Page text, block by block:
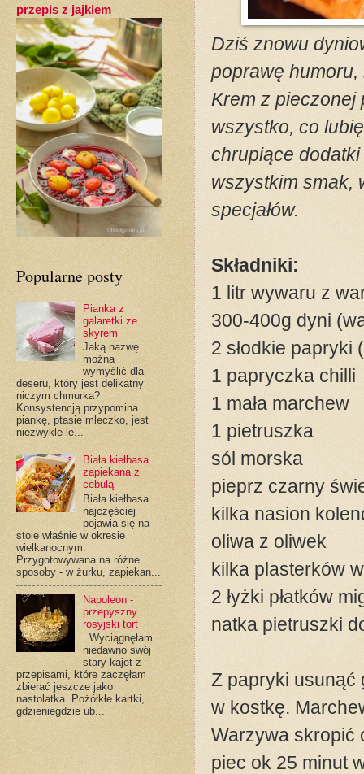
Dziś znowu
poprawę
Krem z pieczonej
wszystko, co
chrupiące dodatki
wszystkim smak,
specjałów.
Składniki:
1 litr wywaru z
300-400g dyni
2 słodkie papryki
1 papryczka chilli
1 mała marchew
1 pietruszka
sól morska
pieprz czarny
kilka nasion
oliwa z oliwek
kilka plasterków
2 łyżki płatków
natka pietruszki
Z papryki usunąć
w kostkę.
Warzywa skropić
piec ok 25 minut
przepis z jajkiem
Popularne posty
Pianka z
galaretki ze
skyrem
Jaką nazwę
można
wymyślić dla
deseru, który jest delikatny
niczym chmurka?
Konsystencją przypomina
piankę, ptasie mleczko, jest
niezwykle le...
Biała kiełbasa
zapiekana z
cebulą
Biała kiełbasa
najczęściej
pojawia się na
stole właśnie w okresie
wielkanocnym.
Przygotowywana na różne
sposoby - w żurku, zapiekan...
Napoleon -
przepyszny
rosyjski tort
Wyciągnęłam
niedawno swój
stary kajet z
przepisami, które zaczęłam
zbierać jeszcze jako
nastolatka. Pożółkłe kartki,
gdzieniegdzie ub...